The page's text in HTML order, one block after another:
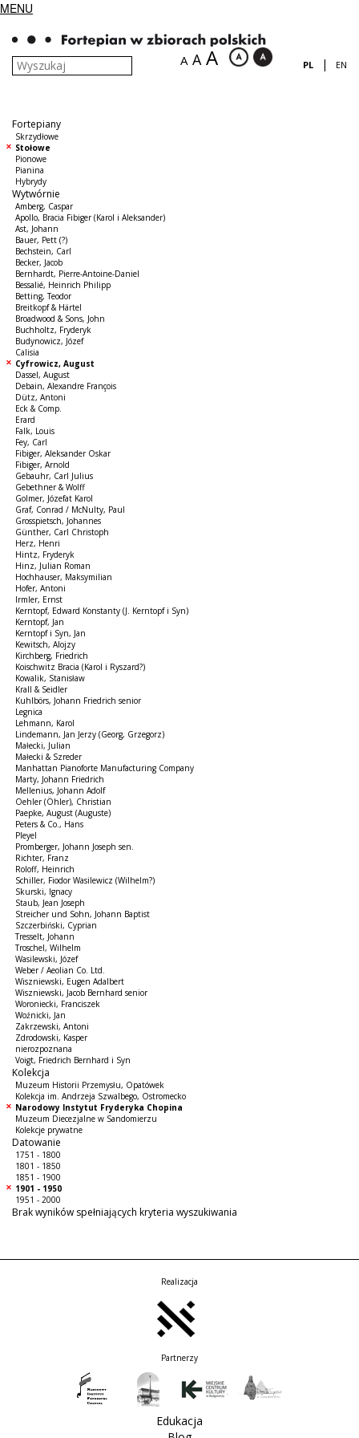
MENU
A A A PL | EN
Fortepiany
Skrzydłowe
Stołowe
Pionowe
Pianina
Hybrydy
Wytwórnie
Amberg, Caspar
Apollo, Bracia Fibiger (Karol i Aleksander)
Ast, Johann
Bauer, Pett (?)
Bechstein, Carl
Becker, Jacob
Bernhardt, Pierre-Antoine-Daniel
Bessalié, Heinrich Philipp
Betting, Teodor
Breitkopf & Härtel
Broadwood & Sons, John
Buchholtz, Fryderyk
Budynowicz, Józef
Calisia
Cyfrowicz, August
Dassel, August
Debain, Alexandre François
Dütz, Antoni
Eck & Comp.
Erard
Falk, Louis
Fey, Carl
Fibiger, Aleksander Oskar
Fibiger, Arnold
Gebauhr, Carl Julius
Gebethner & Wolff
Golmer, Józefat Karol
Graf, Conrad / McNulty, Paul
Grosspietsch, Johannes
Günther, Carl Christoph
Herz, Henri
Hintz, Fryderyk
Hinz, Julian Roman
Hochhauser, Maksymilian
Hofer, Antoni
Irmler, Ernst
Kerntopf, Edward Konstanty (J. Kerntopf i Syn)
Kerntopf, Jan
Kerntopf i Syn, Jan
Kewitsch, Alojzy
Kirchberg, Friedrich
Koischwitz Bracia (Karol i Ryszard?)
Kowalik, Stanisław
Krall & Seidler
Kuhlbörs, Johann Friedrich senior
Legnica
Lehmann, Karol
Lindemann, Jan Jerzy (Georg, Grzegorz)
Małecki, Julian
Małecki & Szreder
Manhattan Pianoforte Manufacturing Company
Marty, Johann Friedrich
Mellenius, Johann Adolf
Oehler (Öhler), Christian
Paepke, August (Auguste)
Peters & Co., Hans
Pleyel
Promberger, Johann Joseph sen.
Richter, Franz
Roloff, Heinrich
Schiller, Fiodor Wasilewicz (Wilhelm?)
Skurski, Ignacy
Staub, Jean Joseph
Streicher und Sohn, Johann Baptist
Szczerbiński, Cyprian
Tresselt, Johann
Troschel, Wilhelm
Wasilewski, Józef
Weber / Aeolian Co. Ltd.
Wiszniewski, Eugen Adalbert
Wiszniewski, Jacob Bernhard senior
Woroniecki, Franciszek
Woźnicki, Jan
Zakrzewski, Antoni
Zdrodowski, Kasper
nierozpoznana
Voigt, Friedrich Bernhard i Syn
Kolekcja
Muzeum Historii Przemysłu, Opatówek
Kolekcja im. Andrzeja Szwalbego, Ostromecko
Narodowy Instytut Fryderyka Chopina
Muzeum Diecezjalne w Sandomierzu
Kolekcje prywatne
Datowanie
1751 - 1800
1801 - 1850
1851 - 1900
1901 - 1950
1951 - 2000
Brak wyników spełniających kryteria wyszukiwania
Realizacja
Partnerzy
Edukacja